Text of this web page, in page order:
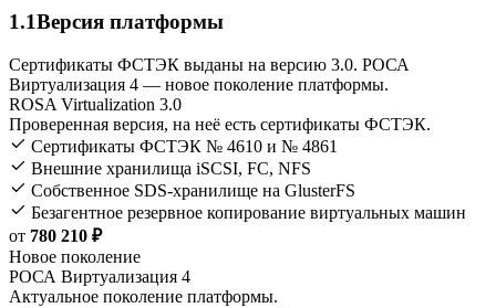
1.1Версия платформы
Сертификаты ФСТЭК выданы на версию 3.0. РОСА
Виртуализация 4 — новое поколение платформы.
ROSA Virtualization 3.0
Проверенная версия, на неё есть сертификаты ФСТЭК.
Сертификаты ФСТЭК № 4610 и № 4861
Внешние хранилища iSCSI, FC, NFS
Собственное SDS-хранилище на GlusterFS
Безагентное резервное копирование виртуальных машин
от 780 210 ₽
Новое поколение
РОСА Виртуализация 4
Актуальное поколение платформы.